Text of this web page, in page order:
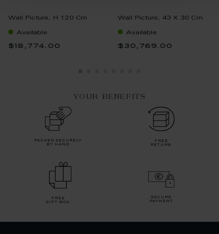
Wall Picture, H 120 Cm
Available
$18,774.00
Wall Picture, 43 X 30 Cm
Available
$30,769.00
YOUR BENEFITS
packed securely
by hand
free
return
free
gift box
secure
payment